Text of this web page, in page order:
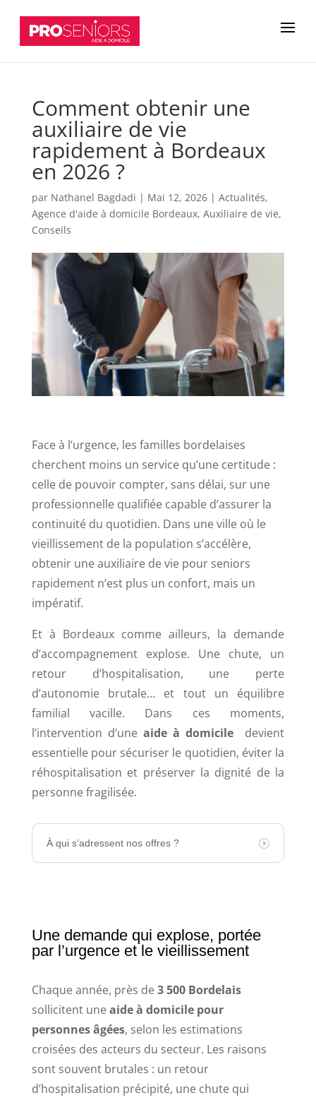
Comment obtenir une
auxiliaire de vie
rapidement à Bordeaux
en 2026 ?
par Nathanel Bagdadi | Mai 12, 2026| Actualités,
Agence d'aide à domicile Bordeaux, Auxiliaire de vie,
Conseils
Face à l’urgence, les familles bordelaises
cherchent moins un service qu’une certitude :
celle de pouvoir compter, sans délai, sur une
professionnelle qualifiée capable d’assurer la
continuité du quotidien. Dans une ville où le
vieillissement de la population s’accélère,
obtenir uneauxiliaire de vie pour seniors
rapidement n’est plus un confort, mais un
impératif.
Et à Bordeaux comme ailleurs, la demande
d’accompagnement explose. Une chute, un
retour d’hospitalisation, une perte
d’autonomie brutale… et tout un équilibre
familial vacille. Dans ces moments,
l’intervention d’une aide à domicile
devient
essentielle pour sécuriser le quotidien, éviter la
réhospitalisation et préserver la dignité de la
personne fragilisée.
À qui s’adressent nos offres ?
Une demande qui explose, portée
par l’urgence et le vieillissement
Chaque année, près de3 500 Bordelais
sollicitent uneaide à domicile pour
personnes âgées, selon les estimations
croisées des acteurs du secteur. Les raisons
sont souvent brutales : un retour
d’hospitalisation précipité, une chute qui